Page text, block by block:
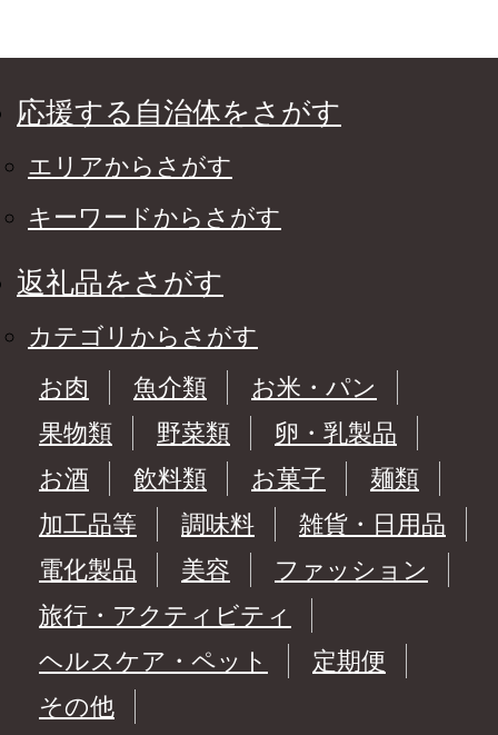
応援する自治体をさがす
エリアからさがす
キーワードからさがす
返礼品をさがす
カテゴリからさがす
お肉
魚介類
お米・パン
果物類
野菜類
卵・乳製品
お酒
飲料類 お菓子
麺類
加工品等
調味料
雑貨・日用品
電化製品
美容
ファッション
旅行・アクティビティ
ヘルスケア・ペット
定期便
その他